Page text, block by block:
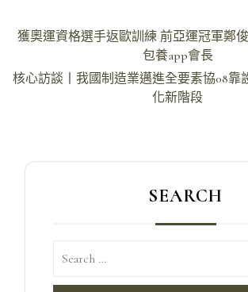
文
導
獲奧運資格選手返歐訓練 前亞運冠軍鄭
包養app會長
核心訪談丨我國制造業邁進全要素協08靠
化新階段
SEARCH